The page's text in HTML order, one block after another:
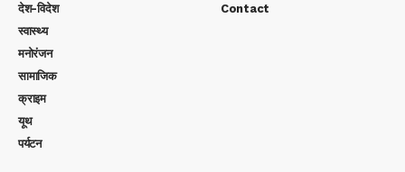
देश-विदेश
स्वास्थ्य
मनोरंजन
सामाजिक
क्राइम
यूथ
पर्यटन
Contact